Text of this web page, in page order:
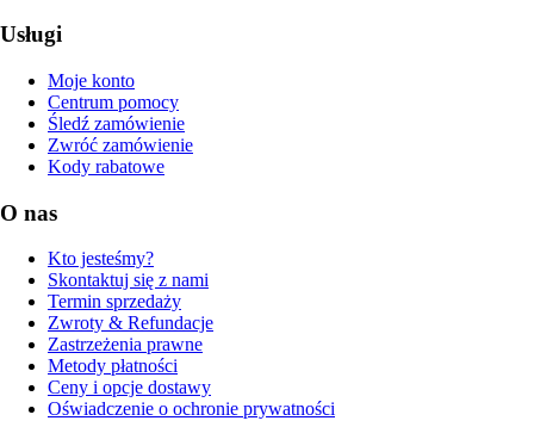
Usługi
Moje konto
Centrum pomocy
Śledź zamówienie
Zwróć zamówienie
Kody rabatowe
O nas
Kto jesteśmy?
Skontaktuj się z nami
Termin sprzedaży
Zwroty & Refundacje
Zastrzeżenia prawne
Metody płatności
Ceny i opcje dostawy
Oświadczenie o ochronie prywatności